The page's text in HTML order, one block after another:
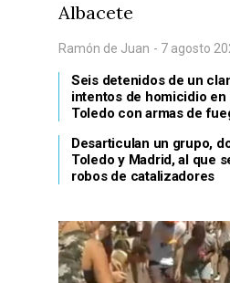
Albacete
Ramón de Juan - 7 agosto
Seis detenidos de un
intentos de homicidio en
Toledo con armas de
Desarticulan un grupo,
Toledo y Madrid, al que
robos de catalizadores